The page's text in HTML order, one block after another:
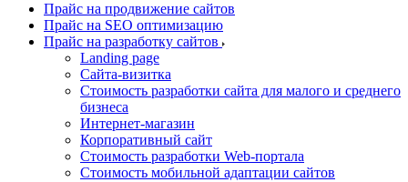
Прайс на продвижение сайтов
Прайс на SEO оптимизацию
Прайс на разработку сайтов
Landing page
Cайта-визитка
Стоимость разработки сайта для малого и среднего
бизнеса
Интернет-магазин
Корпоративный сайт
Стоимость разработки Web-портала
Стоимость мобильной адаптации сайтов